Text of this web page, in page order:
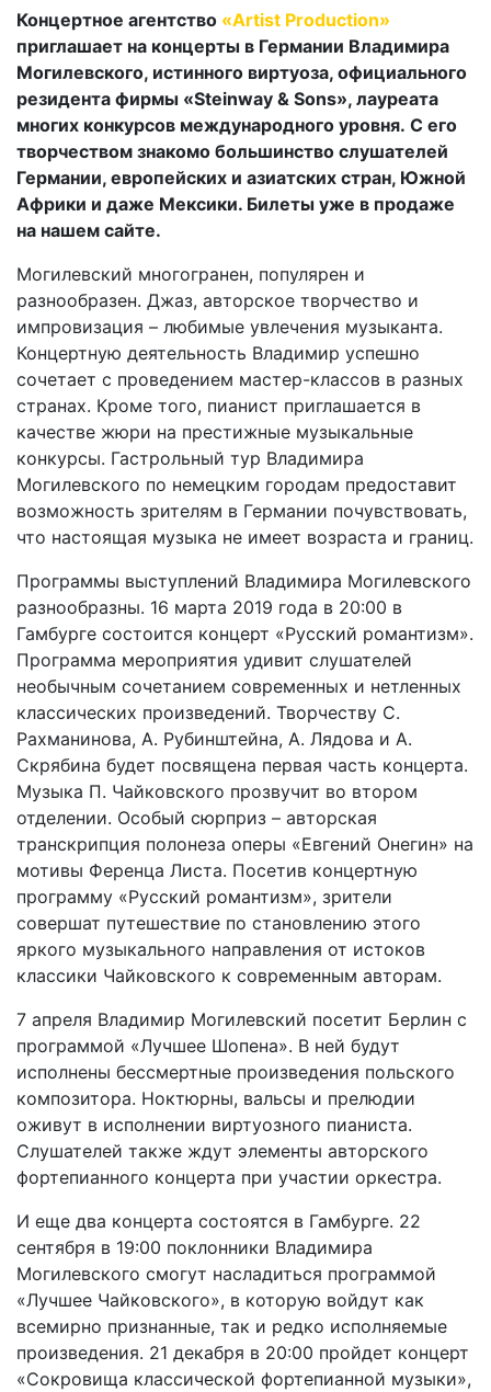
Концертное агентство «Artist Production»
приглашает на концерты в Германии Владимира
Могилевского, истинного виртуоза, официального
резидента фирмы «Steinway & Sons», лауреата
многих конкурсов международного уровня. С его
творчеством знакомо большинство слушателей
Германии, европейских и азиатских стран, Южной
Африки и даже Мексики. Билеты уже в продаже
на нашем сайте.
Могилевский многогранен, популярен и
разнообразен. Джаз, авторское творчество и
импровизация – любимые увлечения музыканта.
Концертную деятельность Владимир успешно
сочетает с проведением мастер-классов в разных
странах. Кроме того, пианист приглашается в
качестве жюри на престижные музыкальные
конкурсы. Гастрольный тур Владимира
Могилевского по немецким городам предоставит
возможность зрителям в Германии почувствовать,
что настоящая музыка не имеет возраста и границ.
Программы выступлений Владимира Могилевского
разнообразны. 16 марта 2019 года в 20:00 в
Гамбурге состоится концерт «Русский романтизм».
Программа мероприятия удивит слушателей
необычным сочетанием современных и нетленных
классических произведений. Творчеству С.
Рахманинова, А. Рубинштейна, А. Лядова и А.
Скрябина будет посвящена первая часть концерта.
Музыка П. Чайковского прозвучит во втором
отделении. Особый сюрприз – авторская
транскрипция полонеза оперы «Евгений Онегин» на
мотивы Ференца Листа. Посетив концертную
программу «Русский романтизм», зрители
совершат путешествие по становлению этого
яркого музыкального направления от истоков
классики Чайковского к современным авторам.
7 апреля Владимир Могилевский посетит Берлин с
программой «Лучшее Шопена». В ней будут
исполнены бессмертные произведения польского
композитора. Ноктюрны, вальсы и прелюдии
оживут в исполнении виртуозного пианиста.
Слушателей также ждут элементы авторского
фортепианного концерта при участии оркестра.
И еще два концерта состоятся в Гамбурге. 22
сентября в 19:00 поклонники Владимира
Могилевского смогут насладиться программой
«Лучшее Чайковского», в которую войдут как
всемирно признанные, так и редко исполняемые
произведения. 21 декабря в 20:00 пройдет концерт
«Сокровища классической фортепианной музыки»,